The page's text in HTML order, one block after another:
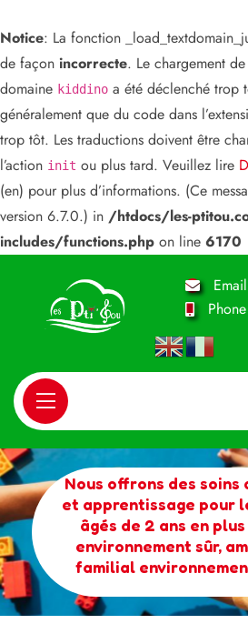
Notice: La fonction
de façon incorrecte. Le chargement
domaine kiddino a été déclenché trop
généralement que du code dans
trop tôt. Les traductions doivent être
l’action init ou plus tard. Veuillez lire
(en) pour plus d’informations. (Ce
version 6.7.0.) in /htdocs/les-
includes/functions.php on line 6170
Email
Phone
Nous offrons des soins
et apprentissage pour
âgés de 2 ans en plus
environnement sûr,
familial